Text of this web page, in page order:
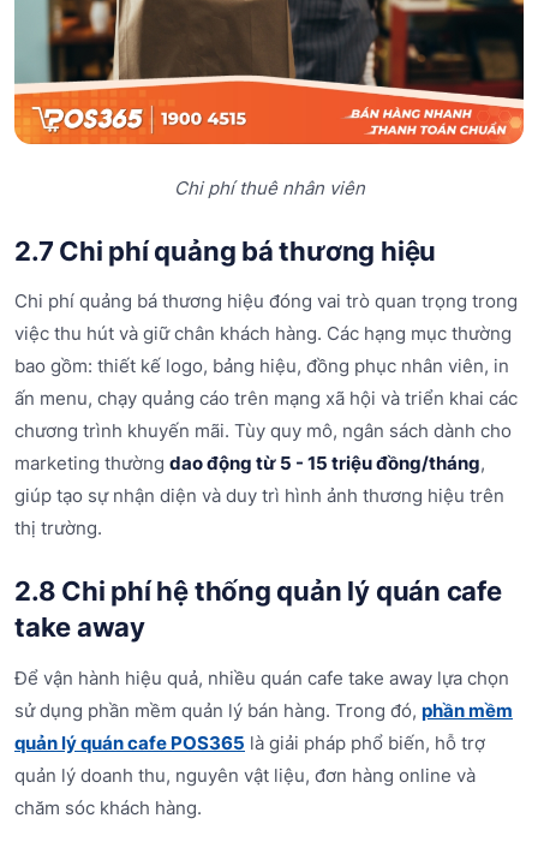
Chi phí thuê nhân viên
2.7 Chi phí quảng bá thương hiệu
Chi phí quảng bá thương hiệu đóng vai trò quan trọng trong
việc thu hút và giữ chân khách hàng. Các hạng mục thường
bao gồm: thiết kế logo, bảng hiệu, đồng phục nhân viên, in
ấn menu, chạy quảng cáo trên mạng xã hội và triển khai các
chương trình khuyến mãi. Tùy quy mô, ngân sách dành cho
marketing thường dao động từ 5 - 15 triệu đồng/tháng,
giúp tạo sự nhận diện và duy trì hình ảnh thương hiệu trên
thị trường.
2.8 Chi phí hệ thống quản lý quán cafe
take away
Để vận hành hiệu quả, nhiều quán cafe take away lựa chọn
sử dụng phần mềm quản lý bán hàng. Trong đó, phần mềm
quản lý quán cafe POS365 là giải pháp phổ biến, hỗ trợ
quản lý doanh thu, nguyên vật liệu, đơn hàng online và
chăm sóc khách hàng.